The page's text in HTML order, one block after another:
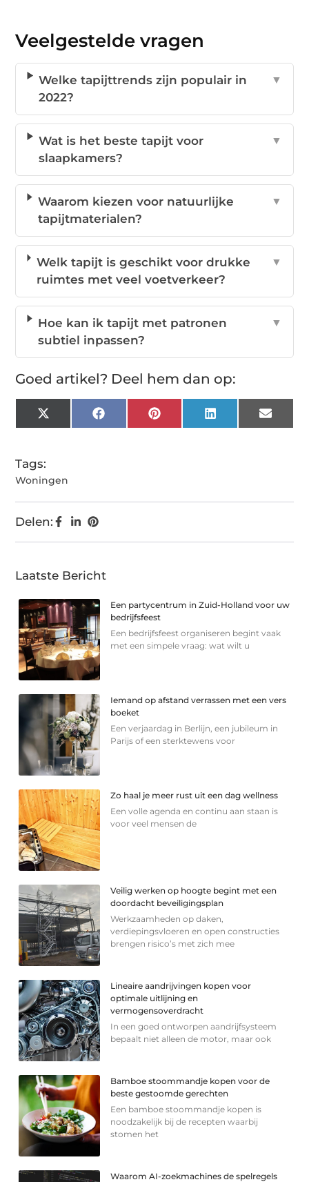
Veelgestelde vragen
Welke tapijttrends zijn populair in
2022?
▼
Wat is het beste tapijt voor
slaapkamers?
▼
Waarom kiezen voor natuurlijke
tapijtmaterialen?
▼
Welk tapijt is geschikt voor drukke
ruimtes met veel voetverkeer?
▼
Hoe kan ik tapijt met patronen
subtiel inpassen?
▼
Goed artikel? Deel hem dan op:
X
(Twitter)
FacebookPinterest LinkedIn Email
Tags:
Woningen
Delen:
Laatste Bericht
Een partycentrum in Zuid-Holland voor uw
bedrijfsfeest
Een bedrijfsfeest organiseren begint vaak
met een simpele vraag: wat wilt u
Iemand op afstand verrassen met een vers
boeket
Een verjaardag in Berlijn, een jubileum in
Parijs of een sterkte­wens voor
Zo haal je meer rust uit een dag wellness
Een volle agenda en continu aan staan is
voor veel mensen de
Veilig werken op hoogte begint met een
doordacht beveiligingsplan
Werkzaamheden op daken,
verdiepingsvloeren en open constructies
brengen risico’s met zich mee
Lineaire aandrijvingen kopen voor
optimale uitlijning en
vermogensoverdracht
In een goed ontworpen aandrijfsysteem
bepaalt niet alleen de motor, maar ook
Bamboe stoommandje kopen voor de
beste gestoomde gerechten
Een bamboe stoommandje kopen is
noodzakelijk bij de recepten waarbij
stomen het
Waarom AI-zoekmachines de spelregels